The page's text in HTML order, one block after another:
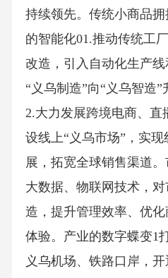
持续领先。传统小商品
的智能化01.推动传统工
改造，引入自动化生产
“义乌制造”向“义乌智造
2.大力发展跨境电商、直
设线上“义乌市场”，实
展，拓宽全球销售渠道
大数据、物联网技术，
造，提升管理效率、优
体验。产业的数字蝶变1
义乌机场、铁路口岸，开